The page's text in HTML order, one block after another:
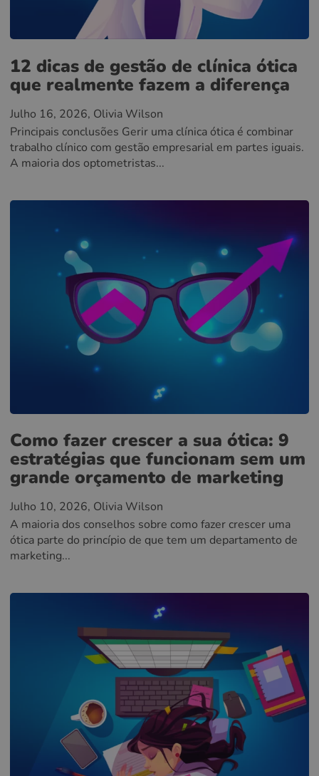
12 dicas de gestão de clínica ótica
que realmente fazem a diferença
Julho 16, 2026, Olivia Wilson
Principais conclusões Gerir uma clínica ótica é combinar
trabalho clínico com gestão empresarial em partes iguais.
A maioria dos optometristas...
Como fazer crescer a sua ótica: 9
estratégias que funcionam sem um
grande orçamento de marketing
Julho 10, 2026, Olivia Wilson
A maioria dos conselhos sobre como fazer crescer uma
ótica parte do princípio de que tem um departamento de
marketing...